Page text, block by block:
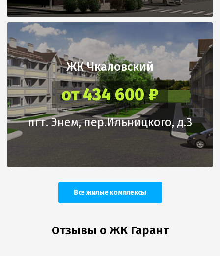
ЖК Чкаловский
от 434 600 ₽
пгт. Энем, пер.Ильницкого, д.3
Все жилые комплексы
Отзывы о ЖК Гарант